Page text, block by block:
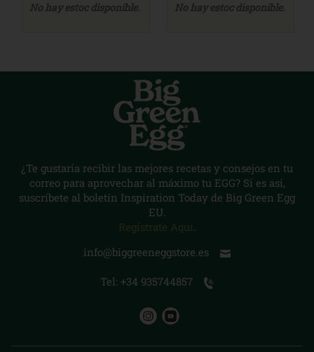
No hay estoc disponible. No hay estoc disponible.
¿Te gustaría recibir las mejores recetas y consejos en tu
correo para aprovechar al máximo tu EGG? Si es así,
suscríbete al boletín Inspiration Today de Big Green Egg
EU.
Regístrate Aquí.
info@biggreeneggstore.es
Tel: +34 935744857